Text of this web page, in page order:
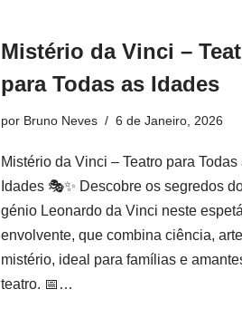
Mistério da Vinci –
para Todas as Idades
por Bruno Neves 6 de Janeiro, 2026
Mistério da Vinci – Teatro para Todas
Idades 🎭✨ Descobre os segredos
génio Leonardo da Vinci neste
envolvente, que combina ciência,
mistério, ideal para famílias e
teatro. 📅…